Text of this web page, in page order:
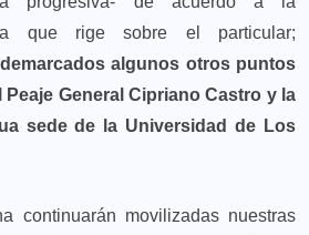
que rige sobre el particular;
algunos otros puntos
General Cipriano Castro y la
sede de la Universidad de Los
continuarán movilizadas nuestras